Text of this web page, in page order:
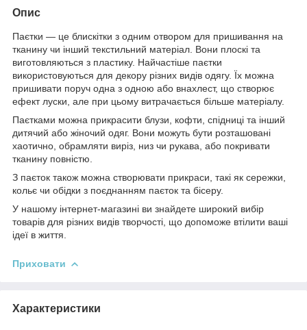
Опис
Паєтки — це блискітки з одним отвором для пришивання на
тканину чи інший текстильний матеріал. Вони плоскі та
виготовляються з пластику. Найчастіше паєтки
використовуються для декору різних видів одягу. Їх можна
пришивати поруч одна з одною або внахлест, що створює
ефект луски, але при цьому витрачається більше матеріалу.
Паєтками можна прикрасити блузи, кофти, спідниці та інший
дитячий або жіночий одяг. Вони можуть бути розташовані
хаотично, обрамляти виріз, низ чи рукава, або покривати
тканину повністю.
З паєток також можна створювати прикраси, такі як сережки,
кольє чи обідки з поєднанням паєток та бісеру.
У нашому інтернет-магазині ви знайдете широкий вибір
товарів для різних видів творчості, що допоможе втілити ваші
ідеї в життя.
Приховати
Характеристики